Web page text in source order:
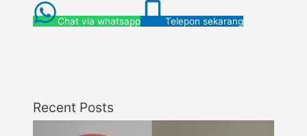
Chat via whatsapp Telepon sekarang
Recent Posts